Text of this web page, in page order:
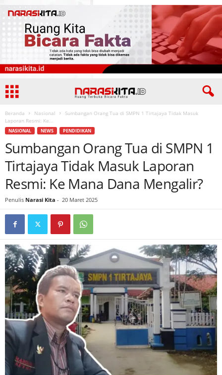
Beranda Nasional
Sumbangan Orang Tua di SMPN 1 Tirtajaya Tidak Masuk
Laporan Resmi: Ke...
NASIONAL NEWS PENDIDIKAN
Sumbangan Orang Tua di SMPN 1
Tirtajaya Tidak Masuk Laporan
Resmi: Ke Mana Dana Mengalir?
Penulis Narasi Kita - 20 Maret 2025